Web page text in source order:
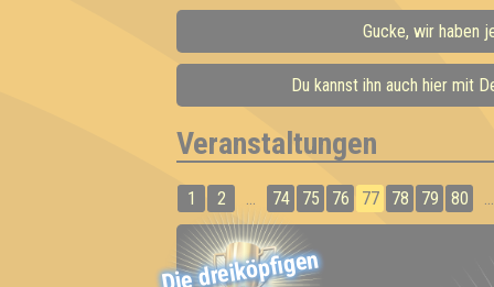
Gucke, wir haben
Du kannst ihn auch hier mit
Veranstaltungen
1 2 ... 74 75 76 77 78 79 80 ...
Die dreiköpfigen